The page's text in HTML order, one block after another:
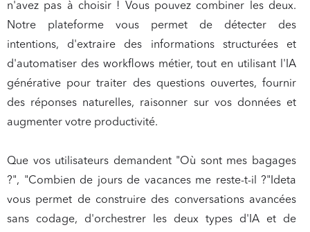
n'avez pas à choisir ! Vous pouvez combiner les deux.
Notre plateforme vous permet de détecter des
intentions, d'extraire des informations structurées et
d'automatiser des workflows métier, tout en utilisant l'IA
générative pour traiter des questions ouvertes, fournir
des réponses naturelles, raisonner sur vos données et
augmenter votre productivité.
Que vos utilisateurs demandent "Où sont mes bagages
?", "Combien de jours de vacances me reste-t-il ?"Ideta
vous permet de construire des conversations avancées
sans codage, d'orchestrer les deux types d'IA et de